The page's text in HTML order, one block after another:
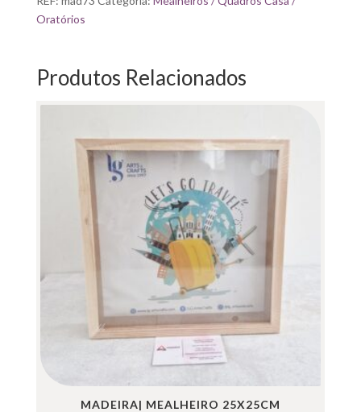
MOLDURA
Oratórios
Produtos Relacionados
MADEIRA| MEALHEIRO 25X25CM